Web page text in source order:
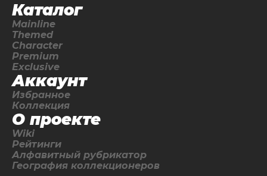
Каталог
Mainline
Themed
Character
Premium
Exclusive
Аккаунт
Избранное
Коллекция
О проекте
Wiki
Рейтинги
Алфавитный рубрикатор
География коллекционеров